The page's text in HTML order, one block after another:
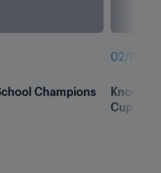
Champions
02/12
Cup